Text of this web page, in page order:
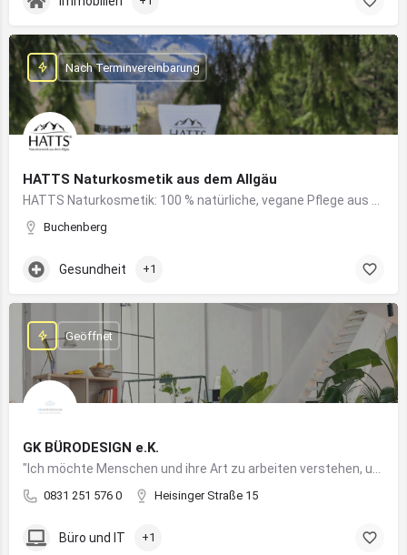
HATTS Naturkosmetik aus dem Allgäu
Buchenberg
Nach Terminvereinbarung
Gesundheit +1
GK BÜRODESIGN e.K.
0831 251 576 0 Heisinger Straße 15
Geöffnet
Büro und IT +1